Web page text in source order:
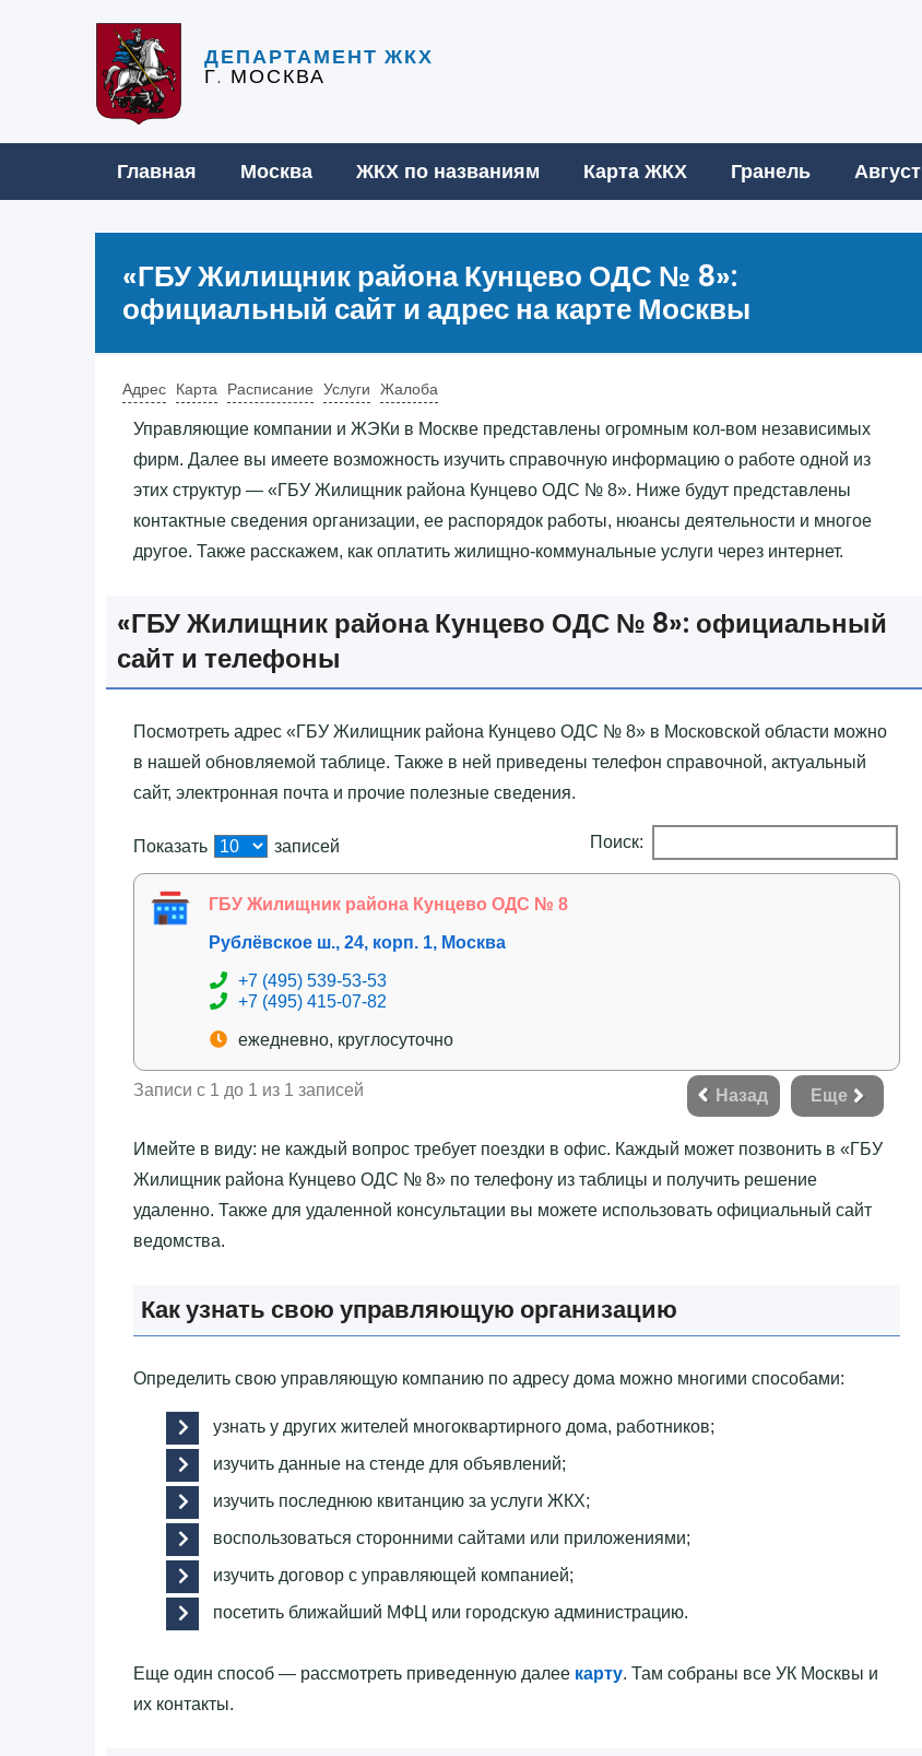
ДЕПАРТАМЕНТ ЖКХ
Г. МОСКВА
Главная Москва ЖКХ по названиям Карта ЖКХ Гранель Август
«‎ГБУ Жилищник района Кунцево ОДС № 8»‎:
официальный сайт и адрес на карте Москвы
Адрес Карта Расписание Услуги Жалоба
Управляющие компании и ЖЭКи в Москве представлены огромным кол-вом независимых
фирм. Далее вы имеете возможность изучить справочную информацию о работе одной из
этих структур — «‎ГБУ Жилищник района Кунцево ОДС № 8»‎. Ниже будут представлены
контактные сведения организации, ее распорядок работы, нюансы деятельности и многое
другое. Также расскажем, как оплатить жилищно-коммунальные услуги через интернет.
«‎ГБУ Жилищник района Кунцево ОДС № 8»‎: официальный
сайт и телефоны
Посмотреть адрес «‎ГБУ Жилищник района Кунцево ОДС № 8»‎ в Московской области можно
в нашей обновляемой таблице. Также в ней приведены телефон справочной, актуальный
сайт, электронная почта и прочие полезные сведения.
Показать записей Поиск:
ГБУ Жилищник района Кунцево ОДС № 8
Рублёвское ш., 24, корп. 1, Москва
+7 (495) 539-53-53
+7 (495) 415-07-82
ежедневно, круглосуточно
Записи с 1 до 1 из 1 записей Назад Еще
Имейте в виду: не каждый вопрос требует поездки в офис. Каждый может позвонить в «‎ГБУ
Жилищник района Кунцево ОДС № 8»‎ по телефону из таблицы и получить решение
удаленно. Также для удаленной консультации вы можете использовать официальный сайт
ведомства.
Как узнать свою управляющую организацию
Определить свою управляющую компанию по адресу дома можно многими способами:
узнать у других жителей многоквартирного дома, работников;
изучить данные на стенде для объявлений;
изучить последнюю квитанцию за услуги ЖКХ;
воспользоваться сторонними сайтами или приложениями;
изучить договор с управляющей компанией;
посетить ближайший МФЦ или городскую администрацию.
Еще один способ — рассмотреть приведенную далее карту. Там собраны все УК Москвы и
их контакты.